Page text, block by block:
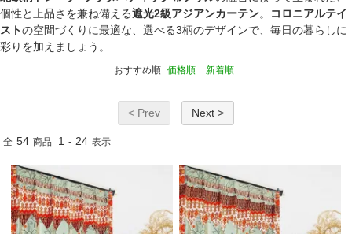
個性と上品さを兼ね備える遮光2級アジアンカーテン。
コロニアルテイ
ストの空間づくりに最適な、選べる3柄のデザインで、毎日の暮らしに
彩りを加えましょう。
おすすめ順 価格順 新着順
< Prev Next >
全 54 商品 1 - 24 表示